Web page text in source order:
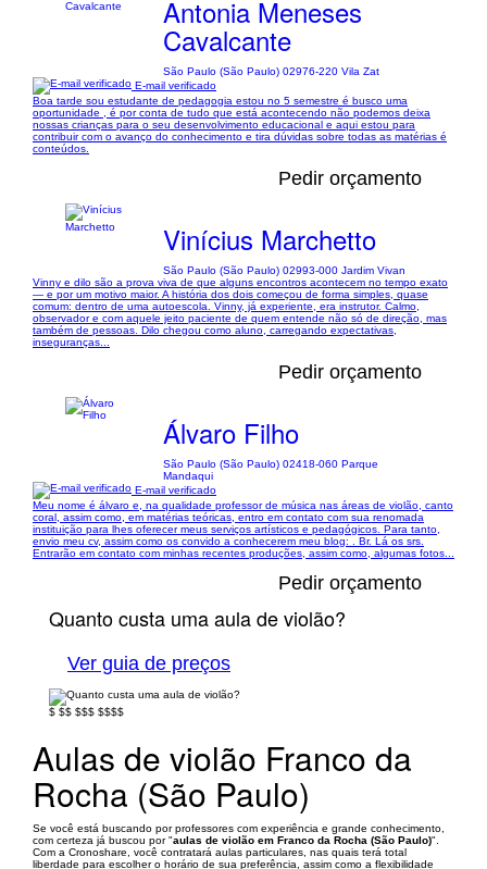
Antonia Meneses
Cavalcante
São Paulo (São Paulo) 02976-220 Vila Zat
E-mail verificado
Boa tarde sou estudante de pedagogia estou no 5 semestre é busco uma
oportunidade , é por conta de tudo que está acontecendo não podemos deixa
nossas crianças para o seu desenvolvimento educacional e aqui estou para
contribuir com o avanço do conhecimento e tira dúvidas sobre todas as matérias é
conteúdos.
Pedir orçamento
Vinícius Marchetto
São Paulo (São Paulo) 02993-000 Jardim Vivan
Vinny e dilo são a prova viva de que alguns encontros acontecem no tempo exato
— e por um motivo maior. A história dos dois começou de forma simples, quase
comum: dentro de uma autoescola. Vinny, já experiente, era instrutor. Calmo,
observador e com aquele jeito paciente de quem entende não só de direção, mas
também de pessoas. Dilo chegou como aluno, carregando expectativas,
inseguranças...
Pedir orçamento
Álvaro Filho
São Paulo (São Paulo) 02418-060 Parque
Mandaqui
E-mail verificado
Meu nome é álvaro e, na qualidade professor de música nas áreas de violão, canto
coral, assim como, em matérias teóricas, entro em contato com sua renomada
instituição para lhes oferecer meus serviços artísticos e pedagógicos. Para tanto,
envio meu cv, assim como os convido a conhecerem meu blog: . Br. Lá os srs.
Entrarão em contato com minhas recentes produções, assim como, algumas fotos...
Pedir orçamento
Quanto custa uma aula de violão?
Ver guia de preços
$ $$ $$$ $$$$
Aulas de violão Franco da
Rocha (São Paulo)
Se você está buscando por professores com experiência e grande conhecimento,
com certeza já buscou por "aulas de violão em Franco da Rocha (São Paulo)".
Com a Cronoshare, você contratará aulas particulares, nas quais terá total
liberdade para escolher o horário de sua preferência, assim como a flexibilidade